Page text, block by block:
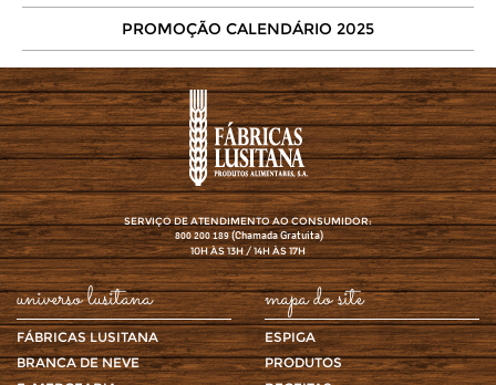
PROMOÇÃO CALENDÁRIO 2025
SERVIÇO DE ATENDIMENTO AO CONSUMIDOR:
800 200 189(Chamada Gratuita)
10H ÀS 13H / 14H ÀS 17H
universo lusitana
FÁBRICAS LUSITANA
BRANCA DE NEVE
mapa do site
ESPIGA
PRODUTOS